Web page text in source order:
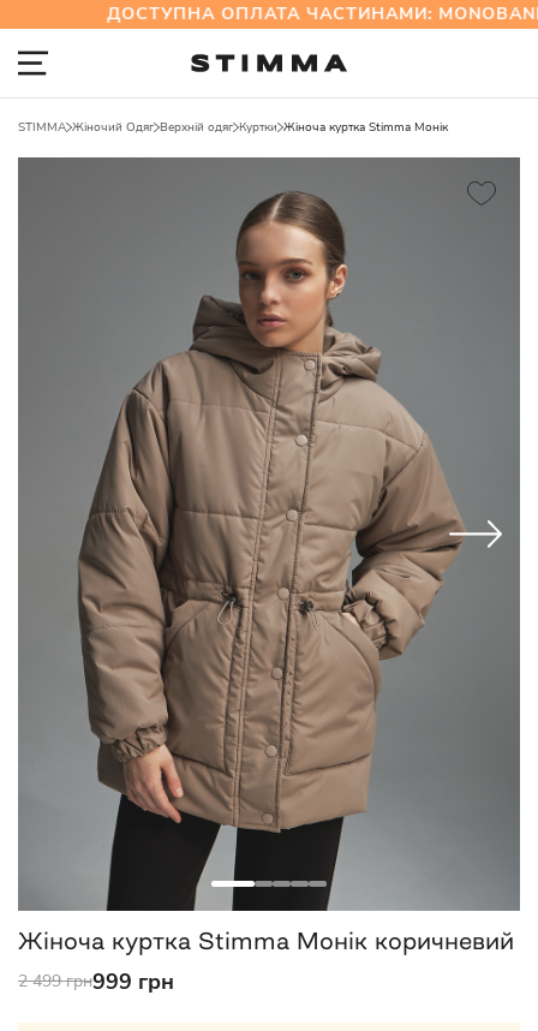
ДОСТУПНА ОПЛАТА ЧАСТИНАМИ:
STIMMA Жіночий Одяг Верхній одяг Куртки Жіноча куртка Stimma Монік
Жіноча куртка Stimma Монік коричневий
2 499 грн999 грн